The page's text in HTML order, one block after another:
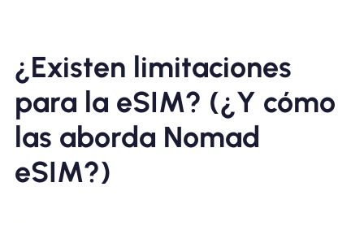
¿Existen limitaciones
para la eSIM? (¿Y cómo
las aborda Nomad
eSIM?)